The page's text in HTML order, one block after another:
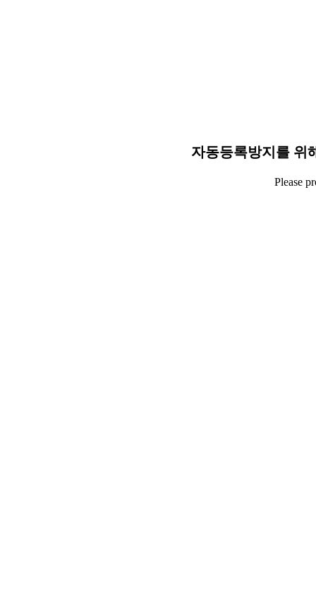
자동등록방지를 위
Please